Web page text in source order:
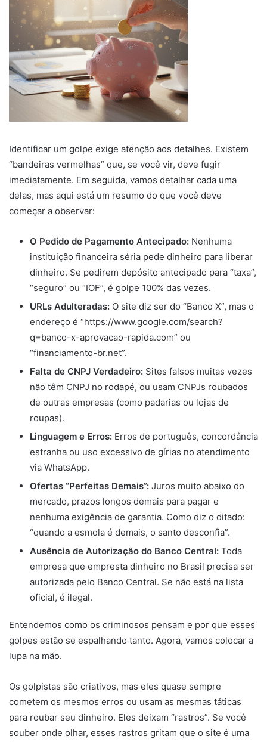
Identificar um golpe exige atenção aos detalhes. Existem
“bandeiras vermelhas” que, se você vir, deve fugir
imediatamente. Em seguida, vamos detalhar cada uma
delas, mas aqui está um resumo do que você deve
começar a observar:
O Pedido de Pagamento Antecipado: Nenhuma
instituição financeira séria pede dinheiro para liberar
dinheiro. Se pedirem depósito antecipado para “taxa”,
“seguro” ou “IOF”, é golpe 100% das vezes.
URLs Adulteradas: O site diz ser do “Banco X”, mas o
endereço é “https://www.google.com/search?
q=banco-x-aprovacao-rapida.com” ou
“financiamento-br.net”.
Falta de CNPJ Verdadeiro: Sites falsos muitas vezes
não têm CNPJ no rodapé, ou usam CNPJs roubados
de outras empresas (como padarias ou lojas de
roupas).
Linguagem e Erros: Erros de português, concordância
estranha ou uso excessivo de gírias no atendimento
via WhatsApp.
Ofertas “Perfeitas Demais”: Juros muito abaixo do
mercado, prazos longos demais para pagar e
nenhuma exigência de garantia. Como diz o ditado:
“quando a esmola é demais, o santo desconfia”.
Ausência de Autorização do Banco Central: Toda
empresa que empresta dinheiro no Brasil precisa ser
autorizada pelo Banco Central. Se não está na lista
oficial, é ilegal.
Entendemos como os criminosos pensam e por que esses
golpes estão se espalhando tanto. Agora, vamos colocar a
lupa na mão.
Os golpistas são criativos, mas eles quase sempre
cometem os mesmos erros ou usam as mesmas táticas
para roubar seu dinheiro. Eles deixam “rastros”. Se você
souber onde olhar, esses rastros gritam que o site é uma